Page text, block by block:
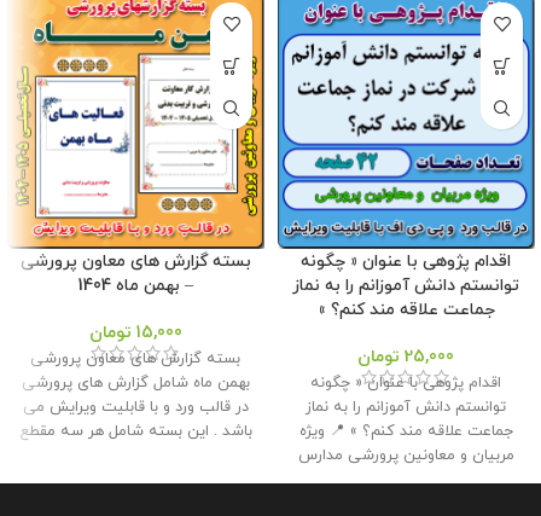
اقدام پژوهی با عنوان « چگونه
توانستم دانش آموزانم را به نماز
جماعت علاقه مند کنم؟ »
25,000 تومان
اقدام پژوهی با عنوان « چگونه
توانستم دانش آموزانم را به نماز
جماعت علاقه مند کنم؟ » 📍 ویژه
مربیان و معاونین پرورشی مدارس
📌 تعداد صفحات : 42 🔻 حجم فایل :
بسته گزارش های معاون پرورشی
– بهمن ماه 1404
15,000 تومان
بسته گزارش های معاون پرورشی
بهمن ماه شامل گزارش های پرورشی
در قالب ورد و با قابلیت ویرایش می
باشد . این بسته شامل هر سه مقطع
باشد و توسط تیم ما طراحی و تولید